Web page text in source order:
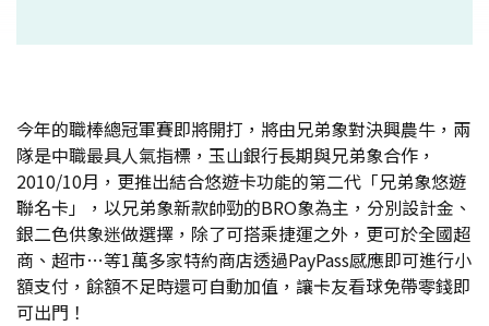
今年的職棒總冠軍賽即將開打，將由兄弟象對決興農牛，兩
隊是中職最具人氣指標，玉山銀行長期與兄弟象合作，
2010/10月，更推出結合悠遊卡功能的第二代「兄弟象悠遊
聯名卡」，以兄弟象新款帥勁的BRO象為主，分別設計金、
銀二色供象迷做選擇，除了可搭乘捷運之外，更可於全國超
商、超市…等1萬多家特約商店透過PayPass感應即可進行小
額支付，餘額不足時還可自動加值，讓卡友看球免帶零錢即
可出門！